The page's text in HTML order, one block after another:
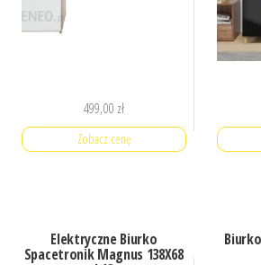
499,00 zł
Zobacz cenę
Elektryczne Biurko
Spacetronik Magnus 138X68